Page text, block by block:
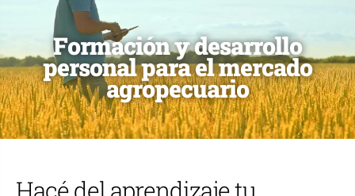
Formación y desarrollo
personal para el mercado
agropecuario